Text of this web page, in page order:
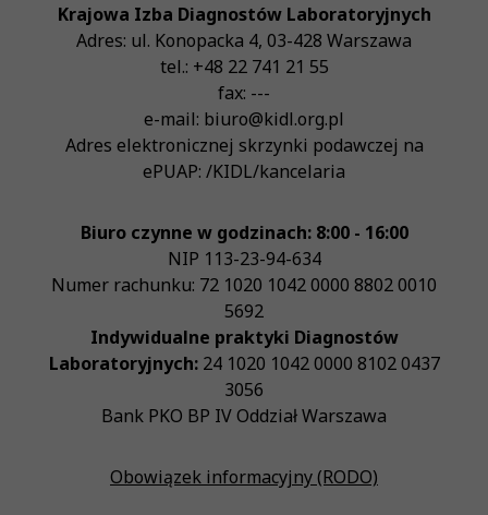
Krajowa Izba Diagnostów Laboratoryjnych
Adres: ul. Konopacka 4, 03-428 Warszawa
tel.: +48 22 741 21 55
fax: ---
e-mail: biuro@kidl.org.pl
Adres elektronicznej skrzynki podawczej na
ePUAP: /KIDL/kancelaria
Biuro czynne w godzinach: 8:00 - 16:00
NIP 113-23-94-634
Numer rachunku: 72 1020 1042 0000 8802 0010
5692
Indywidualne praktyki Diagnostów
Laboratoryjnych:24 1020 1042 0000 8102 0437
3056
Bank PKO BP IV Oddział Warszawa
Obowiązek informacyjny (RODO)